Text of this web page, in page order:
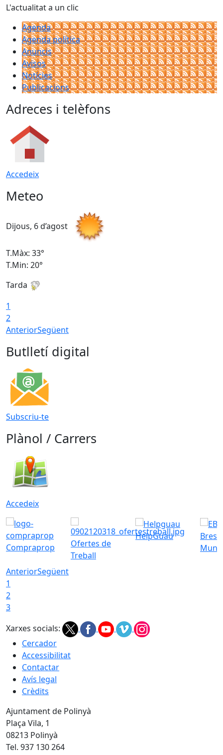
L'actualitat a un clic
Agenda
Agenda política
Anuncis
Avisos
Notícies
Publicacions
Adreces i telèfons
Accedeix
Meteo
Dijous, 6 d’agost
T.Màx: 33°
T.Min: 20°
Tarda
1
2
AnteriorSegüent
Butlletí digital
Subscriu-te
Plànol / Carrers
Accedeix
Compraprop
Ofertes de
Treball
HelpGuau
AnteriorSegüent
1
2
3
Xarxes socials:
Cercador
Accessibilitat
Contactar
Avís legal
Crèdits
Ajuntament de Polinyà
Plaça Vila, 1
08213 Polinyà
Tel. 937 130 264